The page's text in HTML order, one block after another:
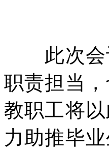
此次会议
职责担当
教职工将
力助推毕